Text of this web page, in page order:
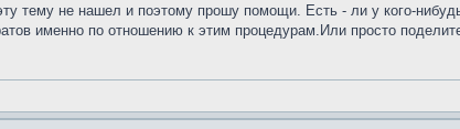
тему не нашел и поэтому прошу помощи. Есть - ли у кого-
именно по отношению к этим процедурам.Или просто